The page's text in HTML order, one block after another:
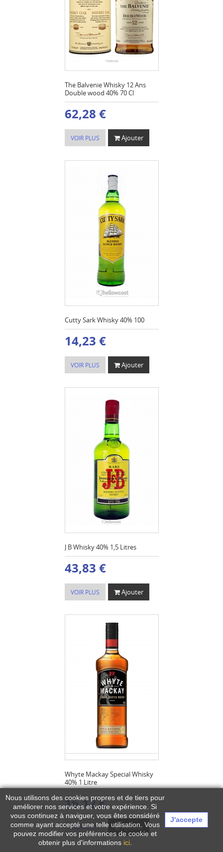
The Balvenie Whisky 12 Ans
Double wood 40% 70 Cl
62,28 €
VOIR PLUS Ajouter
Cutty Sark Whisky 40% 100
14,23 €
VOIR PLUS Ajouter
J B Whisky 40% 1,5 Litres
43,83 €
VOIR PLUS Ajouter
Whyte Mackay Special Whisky
40% 1 Litre
16,12 €
VOIR PLUS Ajouter
Nous utilisons des cookies propres et de tiers pour
améliorer nos services et votre expérience. Si
vous continuez à naviguer, vous êtes considéré
comme ayant accepté une telle utilisation. Vous
pouvez modifier vos préférences de cookie et
obtenir plus d'informations ici.
J'accepte